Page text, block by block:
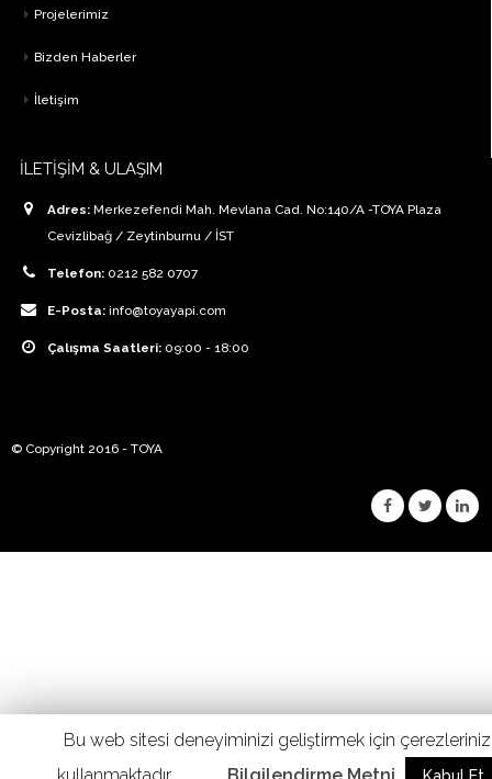
Projelerimiz
Bizden Haberler
İletişim
İLETİŞİM & ULAŞIM
Adres: Merkezefendi Mah. Mevlana Cad. No:140/A -TOYA Plaza
Cevizlibağ / Zeytinburnu / İST
Telefon: 0212 582 0707
E-Posta: info@toyayapi.com
Çalışma Saatleri: 09:00 - 18:00
© Copyright 2016 - TOYA
Bu web sitesi deneyiminizi geliştirmek için